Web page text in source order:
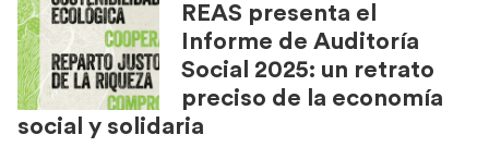
REAS presenta el
Informe de Auditoría
Social 2025: un retrato
preciso de la economía
social y solidaria